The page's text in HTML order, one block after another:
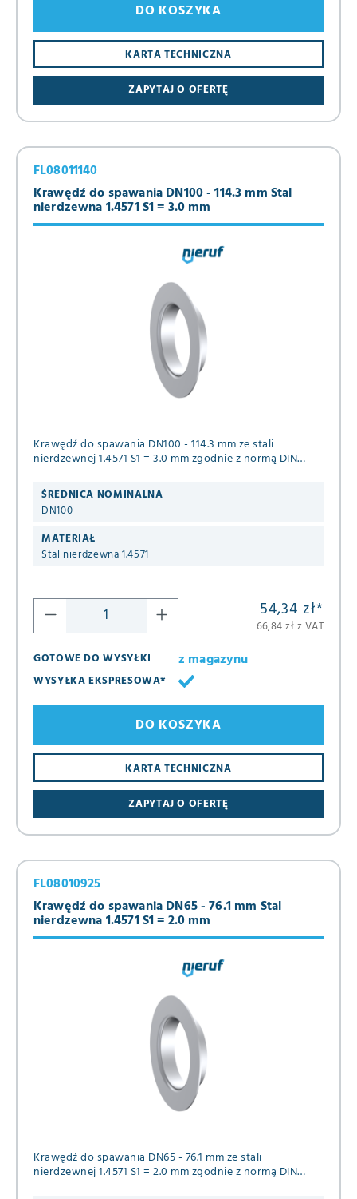
ZAPYTAJ O OFERTĘ
KARTA TECHNICZNA
DO KOSZYKA
Krawędź do spawania DN100 - 114.3 mm Stal
nierdzewna 1.4571 S1 = 3.0 mm
FL08011140
Krawędź do spawania DN100 - 114.3 mm ze stali
nierdzewnej 1.4571 S1 = 3.0 mm zgodnie z normą DIN
ŚREDNICA NOMINALNA
DN100
MATERIAŁ
Stal nierdzewna 1.4571
54,34 zł*
66,84 zł z VAT
GOTOWE DO WYSYŁKI
z magazynu
WYSYŁKA EKSPRESOWA*
ZAPYTAJ O OFERTĘ
KARTA TECHNICZNA
DO KOSZYKA
Krawędź do spawania DN65 - 76.1 mm Stal
nierdzewna 1.4571 S1 = 2.0 mm
FL08010925
Krawędź do spawania DN65 - 76.1 mm ze stali
nierdzewnej 1.4571 S1 = 2.0 mm zgodnie z normą DIN